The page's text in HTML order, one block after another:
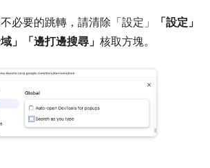
必要的跳轉，請清除「設定」
「設定」
」 「邊打邊搜尋」 核取方塊。